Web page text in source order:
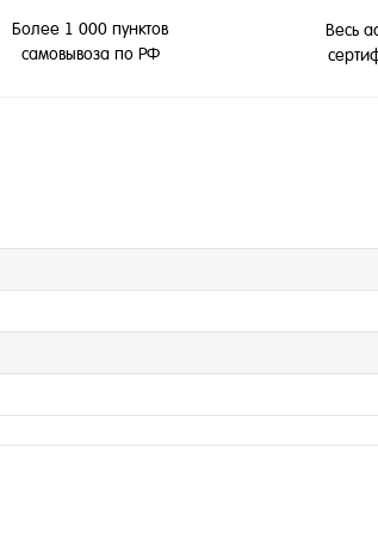
Более 1 000 пунктов
самовывоза по РФ
Весь